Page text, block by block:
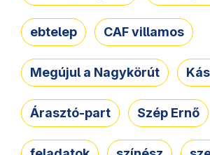
ebtelep CAF villamos
Megújul a Nagykörút
Árasztó-part Szép Ernő